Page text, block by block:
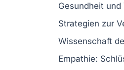
Gesundheit und
Strategien zur
Wissenschaft
Empathie: